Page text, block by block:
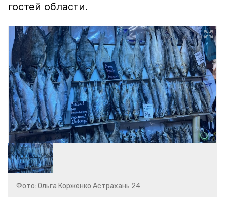
гостей области.
Фото: Ольга Корженко Астрахань 24